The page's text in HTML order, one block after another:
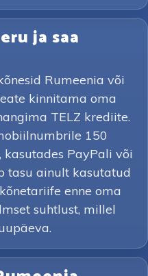
ja saa
Rumeenia või
kinnitama oma
TELZ krediite.
150
PayPali või
tasu ainult kasutatud
enne oma
suhtlust, millel